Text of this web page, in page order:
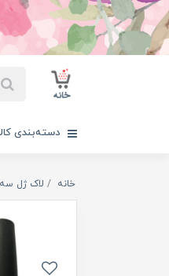
دسته‌بندی
خانه لاک ژل